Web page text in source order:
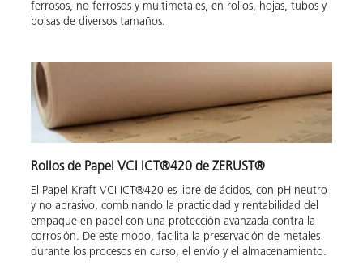
ferrosos, no ferrosos y multimetales, en rollos, hojas, tubos y
bolsas de diversos tamaños.
Rollos de Papel VCI ICT®420 de ZERUST®
El Papel Kraft VCI ICT®420 es libre de ácidos, con pH neutro
y no abrasivo, combinando la practicidad y rentabilidad del
empaque en papel con una protección avanzada contra la
corrosión. De este modo, facilita la preservación de metales
durante los procesos en curso, el envío y el almacenamiento.